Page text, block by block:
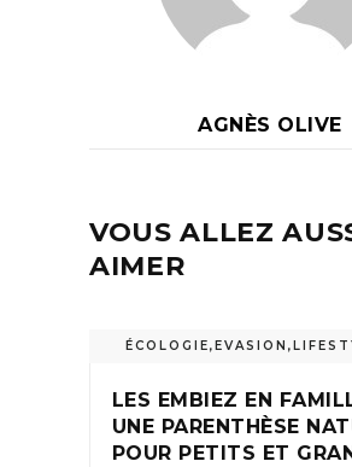
AGNÈS OLIVE
VOUS ALLEZ
AIMER
ÉCOLOGIE, EVASION ,
LES EMBIEZ EN
UNE PARENTHÈSE
POUR PETITS ET